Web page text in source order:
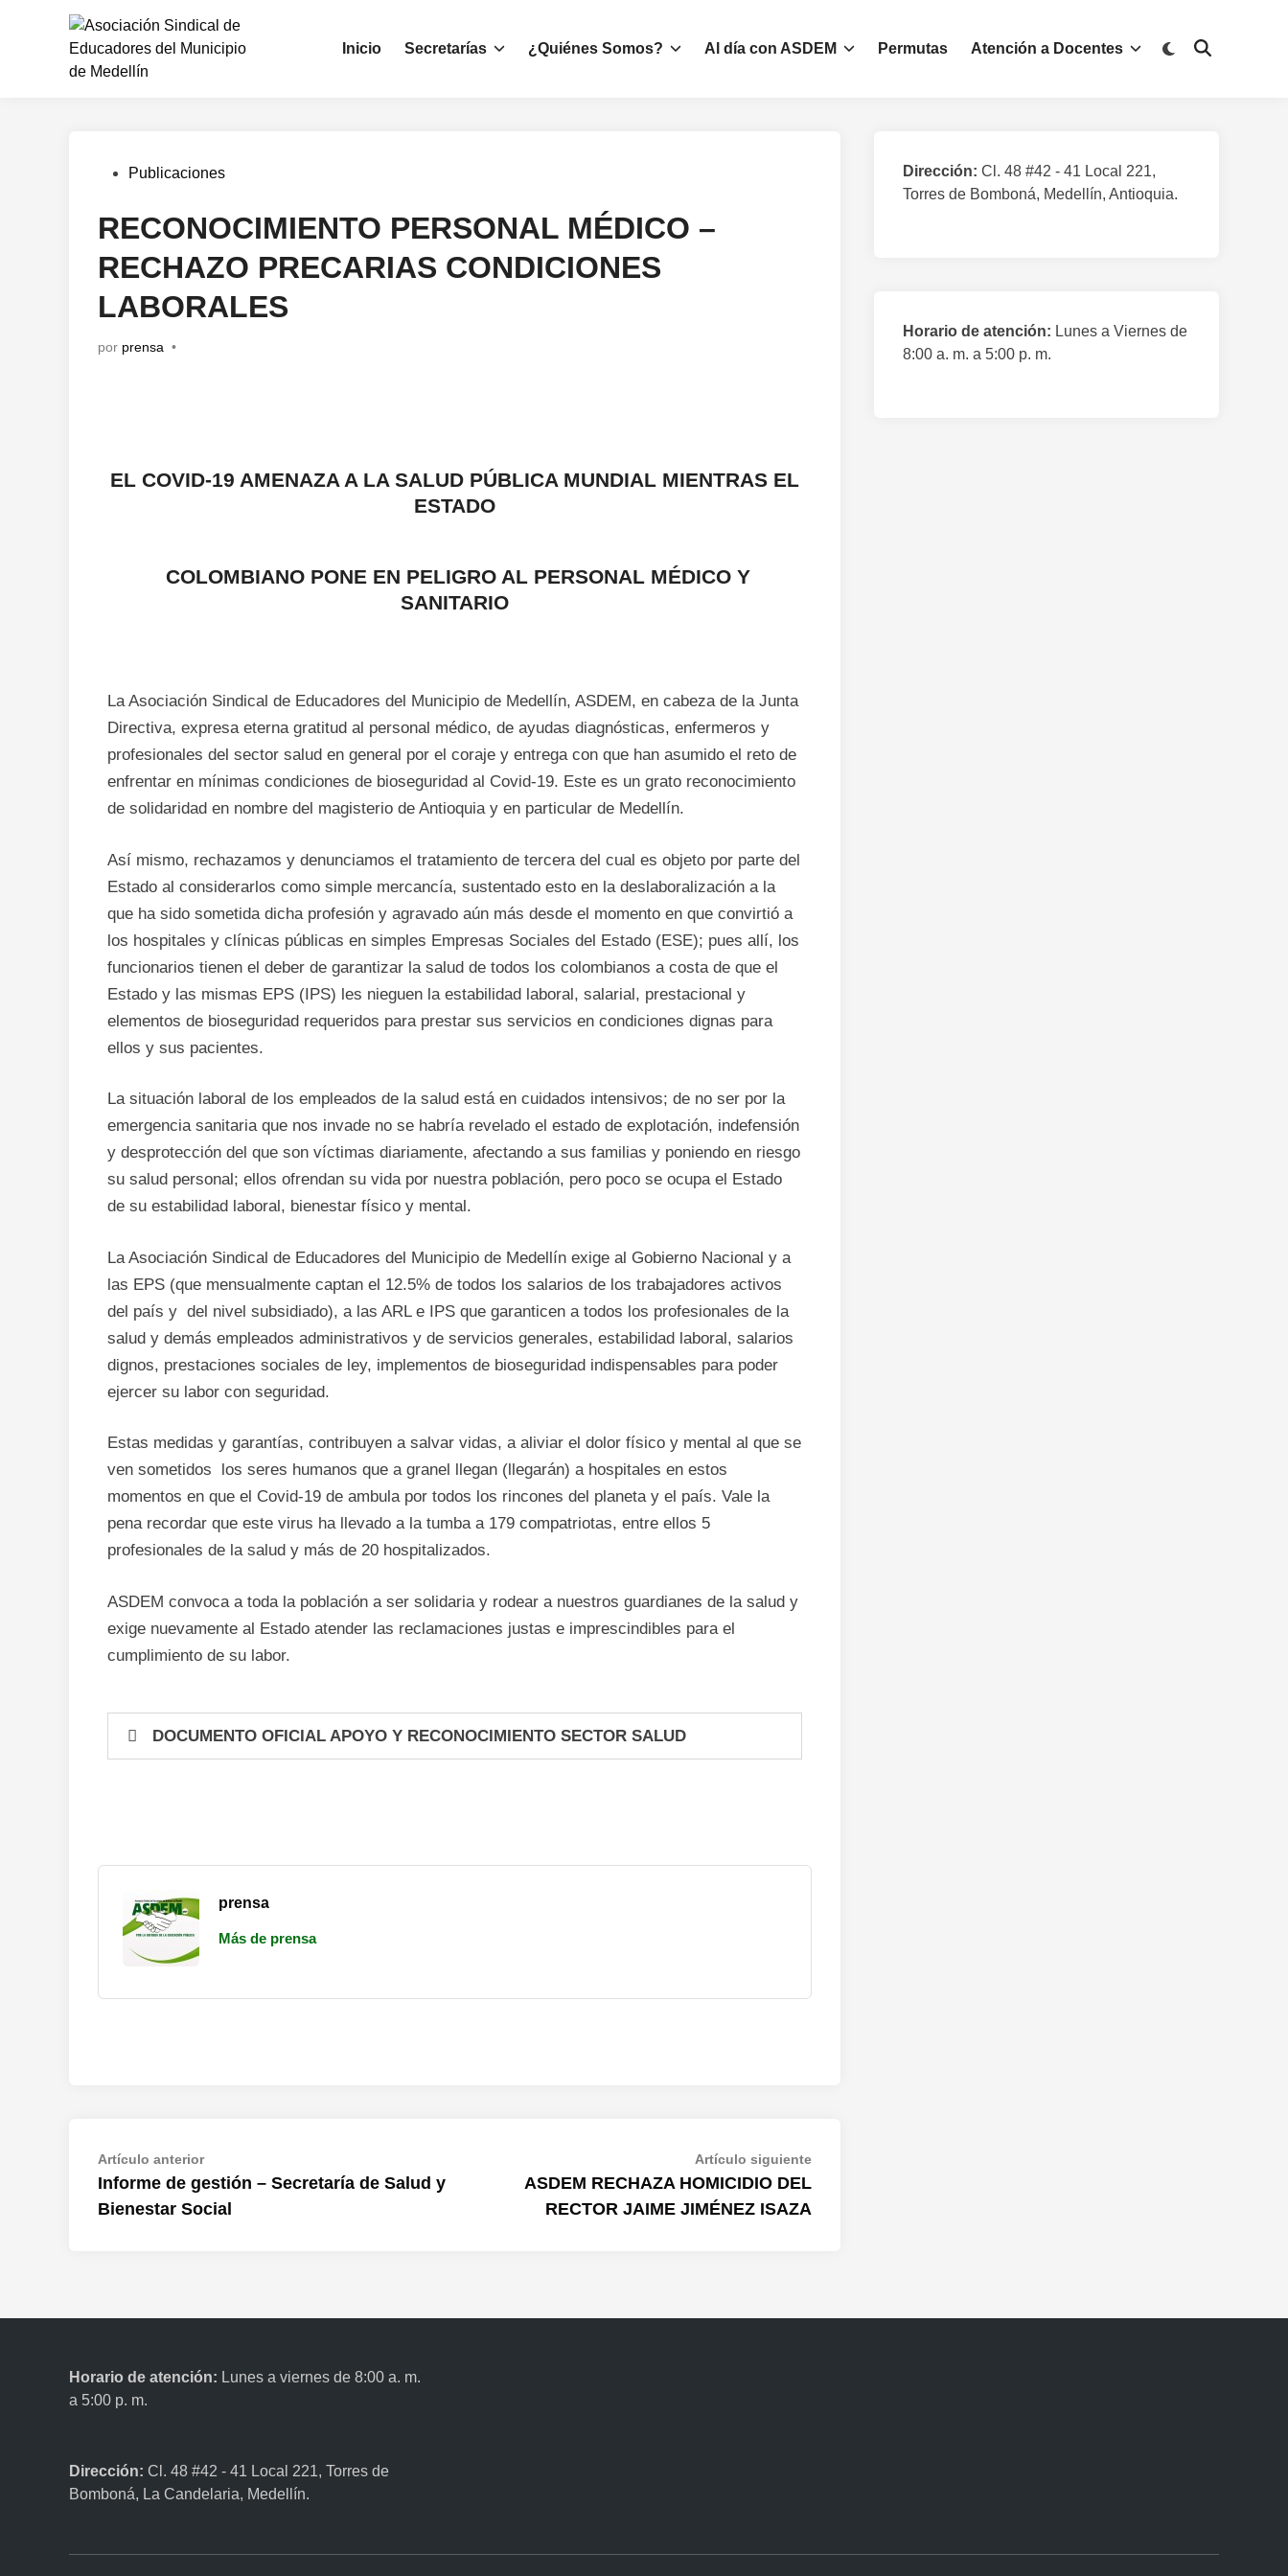
Inicio Secretarías ¿Quiénes Somos? Al día con ASDEM Permutas Atención a Docentes
Publicaciones
RECONOCIMIENTO PERSONAL MÉDICO –
RECHAZO PRECARIAS CONDICIONES
LABORALES
por prensa •
EL COVID-19 AMENAZA A LA SALUD PÚBLICA MUNDIAL MIENTRAS EL
ESTADO
COLOMBIANO PONE EN PELIGRO AL PERSONAL MÉDICO Y
SANITARIO
La Asociación Sindical de Educadores del Municipio de Medellín, ASDEM, en cabeza de la Junta
Directiva, expresa eterna gratitud al personal médico, de ayudas diagnósticas, enfermeros y
profesionales del sector salud en general por el coraje y entrega con que han asumido el reto de
enfrentar en mínimas condiciones de bioseguridad al Covid-19. Este es un grato reconocimiento
de solidaridad en nombre del magisterio de Antioquia y en particular de Medellín.
Así mismo, rechazamos y denunciamos el tratamiento de tercera del cual es objeto por parte del
Estado al considerarlos como simple mercancía, sustentado esto en la deslaboralización a la
que ha sido sometida dicha profesión y agravado aún más desde el momento en que convirtió a
los hospitales y clínicas públicas en simples Empresas Sociales del Estado (ESE); pues allí, los
funcionarios tienen el deber de garantizar la salud de todos los colombianos a costa de que el
Estado y las mismas EPS (IPS) les nieguen la estabilidad laboral, salarial, prestacional y
elementos de bioseguridad requeridos para prestar sus servicios en condiciones dignas para
ellos y sus pacientes.
La situación laboral de los empleados de la salud está en cuidados intensivos; de no ser por la
emergencia sanitaria que nos invade no se habría revelado el estado de explotación, indefensión
y desprotección del que son víctimas diariamente, afectando a sus familias y poniendo en riesgo
su salud personal; ellos ofrendan su vida por nuestra población, pero poco se ocupa el Estado
de su estabilidad laboral, bienestar físico y mental.
La Asociación Sindical de Educadores del Municipio de Medellín exige al Gobierno Nacional y a
las EPS (que mensualmente captan el 12.5% de todos los salarios de los trabajadores activos
del país y del nivel subsidiado), a las ARL e IPS que garanticen a todos los profesionales de la
salud y demás empleados administrativos y de servicios generales, estabilidad laboral, salarios
dignos, prestaciones sociales de ley, implementos de bioseguridad indispensables para poder
ejercer su labor con seguridad.
Estas medidas y garantías, contribuyen a salvar vidas, a aliviar el dolor físico y mental al que se
ven sometidos los seres humanos que a granel llegan (llegarán) a hospitales en estos
momentos en que el Covid-19 de ambula por todos los rincones del planeta y el país. Vale la
pena recordar que este virus ha llevado a la tumba a 179 compatriotas, entre ellos 5
profesionales de la salud y más de 20 hospitalizados.
ASDEM convoca a toda la población a ser solidaria y rodear a nuestros guardianes de la salud y
exige nuevamente al Estado atender las reclamaciones justas e imprescindibles para el
cumplimiento de su labor.
DOCUMENTO OFICIAL APOYO Y RECONOCIMIENTO SECTOR SALUD
prensa
Más de prensa
Artículo anterior
Informe de gestión – Secretaría de Salud y
Bienestar Social
Artículo siguiente
ASDEM RECHAZA HOMICIDIO DEL
RECTOR JAIME JIMÉNEZ ISAZA
Dirección: Cl. 48 #42 - 41 Local 221,
Torres de Bomboná, Medellín, Antioquia.
Horario de atención: Lunes a Viernes de
8:00 a. m. a 5:00 p. m.
Horario de atención: Lunes a viernes de 8:00 a. m.
a 5:00 p. m.
Dirección: Cl. 48 #42 - 41 Local 221, Torres de
Bomboná, La Candelaria, Medellín.